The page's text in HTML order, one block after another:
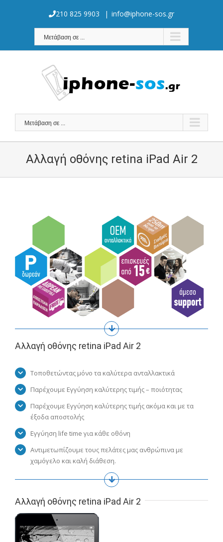
210 825 9903 | info@iphone-sos.gr
Μετάβαση σε ...
Μετάβαση σε ...
Αλλαγή οθόνης retina iPad Air 2
Αλλαγή οθόνης retina iPad Air 2
Τοποθετώντας μόνο τα καλύτερα ανταλλακτικά
Παρέχουμε Εγγύηση καλύτερης τιμής – ποιότητας
Παρέχουμε Εγγύηση καλύτερης τιμής ακόμα και με τα
έξοδα αποστολής
Εγγύηση life time για κάθε οθόνη
Αντιμετωπίζουμε τους πελάτες μας ανθρώπινα με
χαμόγελο και καλή διάθεση.
Αλλαγή οθόνης retina iPad Air 2